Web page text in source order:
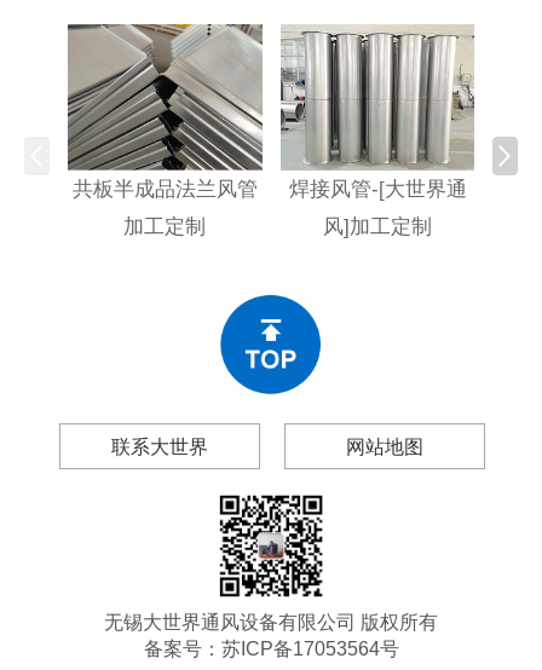
共板半成品法兰风管
加工定制
焊接风管-[大世界通
风]加工定制
联系大世界 网站地图
无锡大世界通风设备有限公司 版权所有
备案号： 苏ICP备17053564号